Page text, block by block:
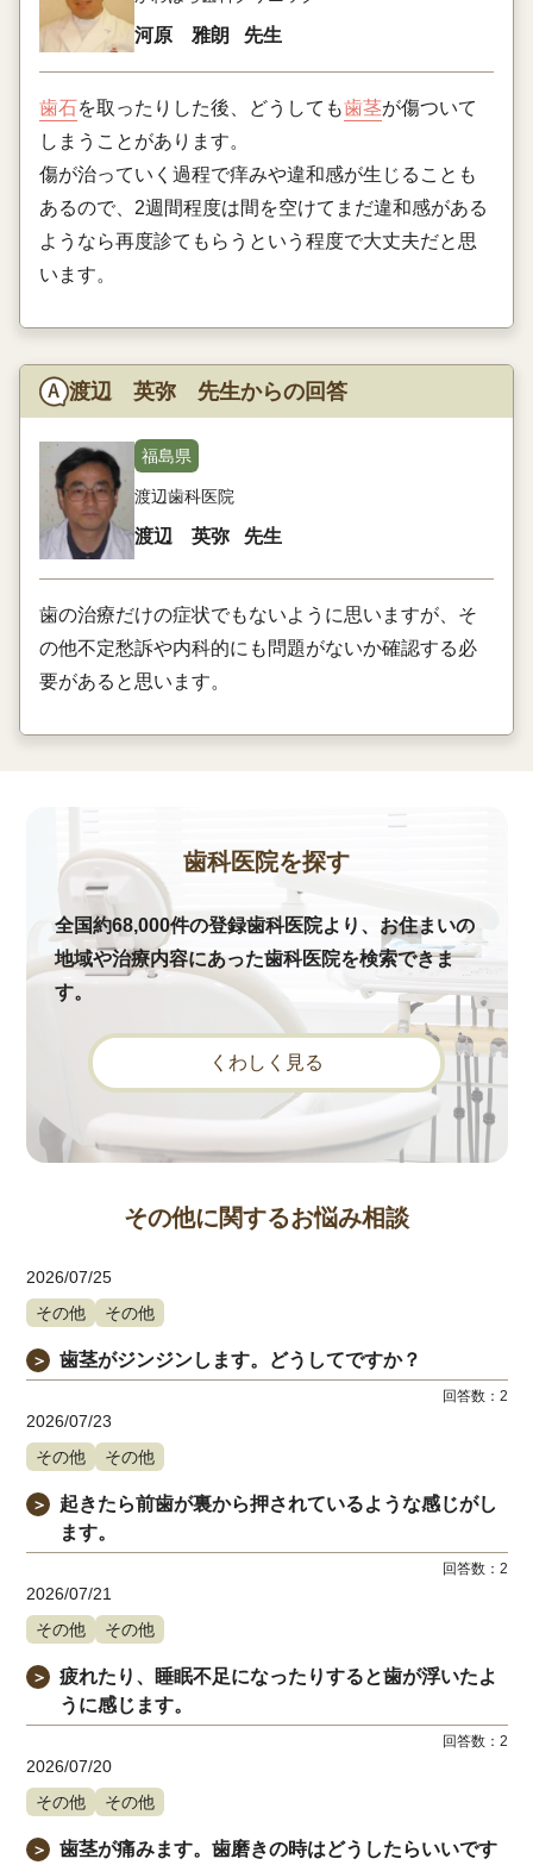
河原 雅朗 先生
歯石を取ったりした後、どうしても歯茎が傷ついて
しまうことがあります。
傷が治っていく過程で痒みや違和感が生じることも
あるので、2週間程度は間を空けてまだ違和感がある
ようなら再度診てもらうという程度で大丈夫だと思
います。
渡辺 英弥 先生からの回答
福島県
渡辺歯科医院
渡辺 英弥 先生
歯の治療だけの症状でもないように思いますが、そ
の他不定愁訴や内科的にも問題がないか確認する必
要があると思います。
歯科医院を探す
全国約68,000件の登録歯科医院より、お住まいの
地域や治療内容にあった歯科医院を検索できま
す。
くわしく見る
その他に関するお悩み相談
2026/07/25
その他
その他
＞ 歯茎がジンジンします。どうしてですか？
回答数： 2
2026/07/23
その他
その他
＞
起きたら前歯が裏から押されているような感じがし
ます。
回答数： 2
2026/07/21
その他
その他
＞
疲れたり、睡眠不足になったりすると歯が浮いたよ
うに感じます。
回答数： 2
2026/07/20
その他
その他
＞
歯茎が痛みます。歯磨きの時はどうしたらいいです